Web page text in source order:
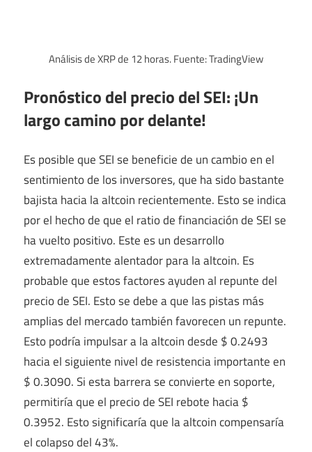
Análisis de XRP de 12 horas. Fuente: TradingView
Pronóstico del precio del SEI: ¡Un
largo camino por delante!
Es posible que SEI se beneficie de un cambio en el
sentimiento de los inversores, que ha sido bastante
bajista hacia la altcoin recientemente. Esto se indica
por el hecho de que el ratio de financiación de SEI se
ha vuelto positivo. Este es un desarrollo
extremadamente alentador para la altcoin. Es
probable que estos factores ayuden al repunte del
precio de SEI. Esto se debe a que las pistas más
amplias del mercado también favorecen un repunte.
Esto podría impulsar a la altcoin desde $ 0.2493
hacia el siguiente nivel de resistencia importante en
$ 0.3090. Si esta barrera se convierte en soporte,
permitiría que el precio de SEI rebote hacia $
0.3952. Esto significaría que la altcoin compensaría
el colapso del 43%.